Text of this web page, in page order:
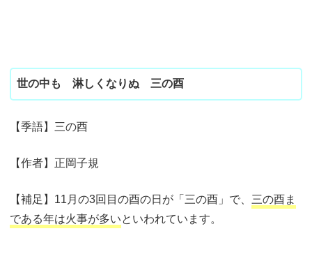
世の中も 淋しくなりぬ 三の酉
【季語】三の酉
【作者】正岡子規
【補足】11月の3回目の酉の日が「三の酉」で、 三の酉ま
である年は火事が多いといわれています。